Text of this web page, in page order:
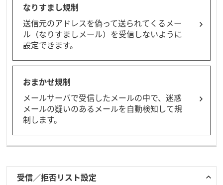
なりすまし規制
送信元のアドレスを偽って送られてくるメー
ル（なりすましメール）を受信しないように
設定できます。
おまかせ規制
メールサーバで受信したメールの中で、迷惑
メールの疑いのあるメールを自動検知して規
制します。
受信／拒否リスト設定